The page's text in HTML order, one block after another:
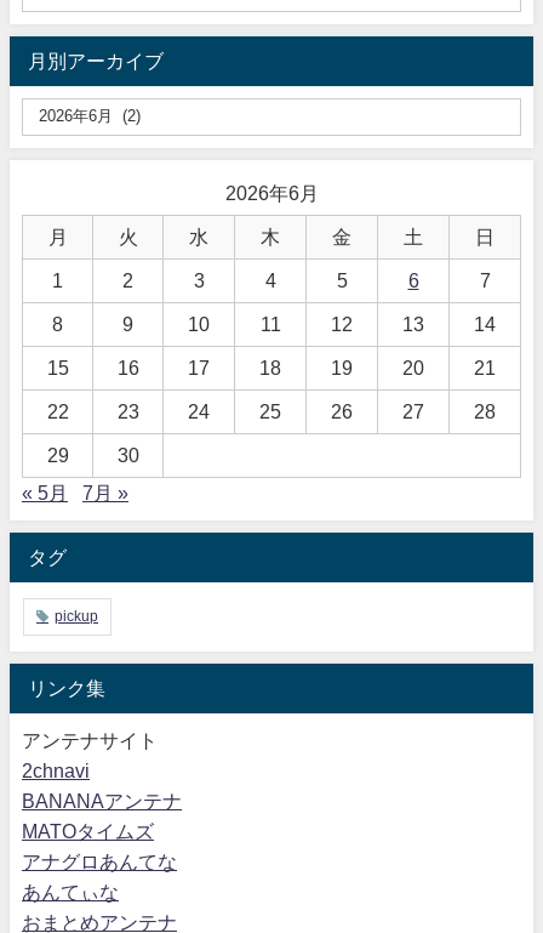
月別アーカイブ
2026年6月
月 火 水 木 金 土 日
1 2 3 4 5 6 7
8 9 10 11 12 13 14
15 16 17 18 19 20 21
22 23 24 25 26 27 28
29
30
« 5月
7月 »
タグ
pickup
リンク集
アンテナサイト
2chnavi
BANANAアンテナ
MATOタイムズ
アナグロあんてな
あんてぃな
おまとめアンテナ